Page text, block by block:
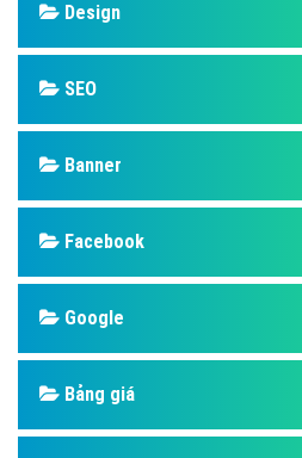
Design
SEO
Banner
Facebook
Google
Bảng giá